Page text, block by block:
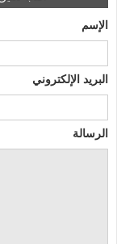
الإسم
البريد الإلكتروني
الرسالة